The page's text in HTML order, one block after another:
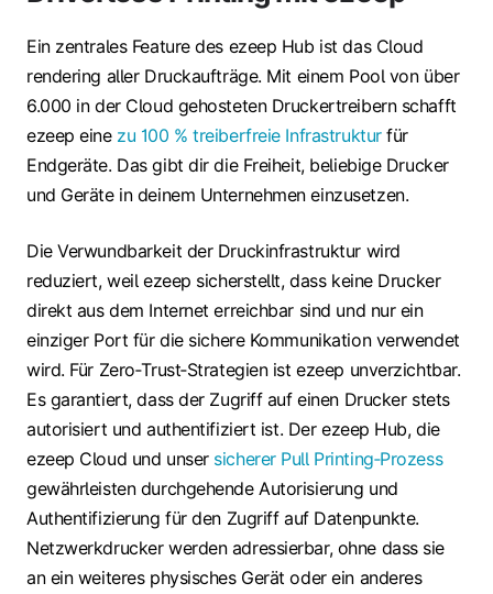
Ein zentrales Feature des ezeep Hub ist das Cloud
rendering aller Druckaufträge. Mit einem Pool von über
6.000 in der Cloud gehosteten Druckertreibern schafft
ezeep eine zu 100 % treiberfreie Infrastrukturfür
Endgeräte. Das gibt dir die Freiheit, beliebige Drucker
und Geräte in deinem Unternehmen einzusetzen.
Die Verwundbarkeit der Druckinfrastruktur wird
reduziert, weil ezeep sicherstellt, dass keine Drucker
direkt aus dem Internet erreichbar sind und nur ein
einziger Port für die sichere Kommunikation verwendet
wird. Für Zero‑Trust‑Strategien ist ezeep unverzichtbar.
Es garantiert, dass der Zugriff auf einen Drucker stets
autorisiert und authentifiziert ist. Der ezeep Hub, die
ezeep Cloud und unser sicherer Pull Printing‑Prozess
gewährleisten durchgehende Autorisierung und
Authentifizierung für den Zugriff auf Datenpunkte.
Netzwerkdrucker werden adressierbar, ohne dass sie
an ein weiteres physisches Gerät oder ein anderes